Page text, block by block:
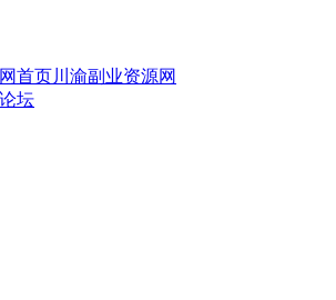
首页川渝副业资源网
坛